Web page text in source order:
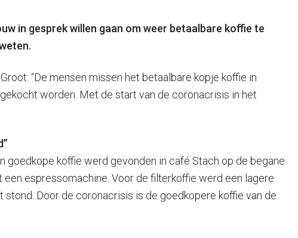
in gesprek willen gaan om weer betaalbare koffie te
“De mensen missen het betaalbare kopje koffie in
worden. Met de start van de coronacrisis in het
goedkope koffie werd gevonden in café Stach op de begane
espressomachine. Voor de filterkoffie werd een lagere
Door de coronacrisis is de goedkopere koffie van de